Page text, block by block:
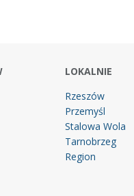
LOKALNIE
Rzeszów
Przemyśl
Stalowa Wola
Tarnobrzeg
Region